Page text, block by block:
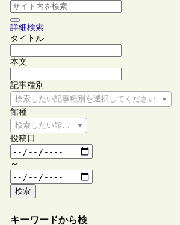
詳細検索
タイトル
本文
記事種別
検索したい記事種別を選択してください
館種
検索したい館種を選択してください
投稿日
～
検索
キーワードから検